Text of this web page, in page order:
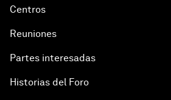
Centros
Reuniones
Partes interesadas
Historias del Foro